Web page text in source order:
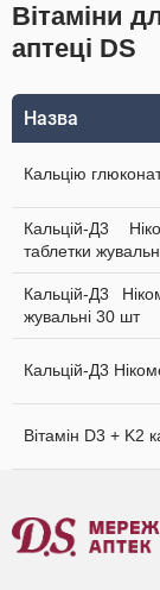
Вітаміни
аптеці DS
Назва
Кальцію
Кальцій-Д3
таблетки
Кальцій-Д3
жувальні 30 шт
Кальцій-Д3
Вітамін D3 + K2